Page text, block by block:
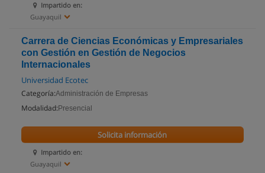
Impartido en:
Guayaquil
Carrera de Ciencias Económicas y Empresariales
con Gestión en Gestión de Negocios
Internacionales
Universidad Ecotec
Categoría:Administración de Empresas
Modalidad: Presencial
Impartido en:
Guayaquil
Solicita información